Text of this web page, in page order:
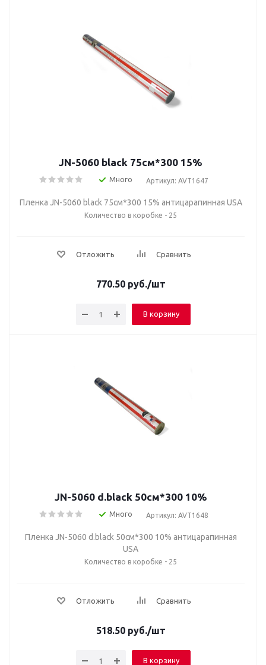
JN-5060 black 75см*300 15%
Много Артикул: AVT1647
Пленка JN-5060 black 75см*300 15% антицарапинная USA
Количество в коробке - 25
Отложить Сравнить
770.50 руб./шт
В корзину
JN-5060 d.black 50см*300 10%
Много Артикул: AVT1648
Пленка JN-5060 d.black 50см*300 10% антицарапинная
USA
Количество в коробке - 25
Отложить Сравнить
518.50 руб./шт
В корзину